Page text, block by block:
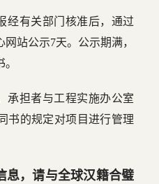
经有关部门核准后，通过
站公示7天。公示期满，
承担者与工程实施办公室
书的规定对项目进行管理
息，请与全球汉籍合璧